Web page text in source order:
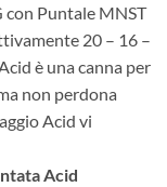
con Puntale MNST
20 – 16 –
è una canna per
non perdona
Acid vi
Acid